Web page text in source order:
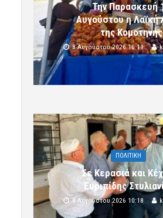
Την Παρασκευή
Αυγούστου η Λαϊκή
της Κομοτηνής
8 Αυγούστου 2026 10:19
ΠΟΛΙΤΙΚΗ
Σε Κερασιά και
Ευριπίδης
8 Αυγούστου 2026 10:18